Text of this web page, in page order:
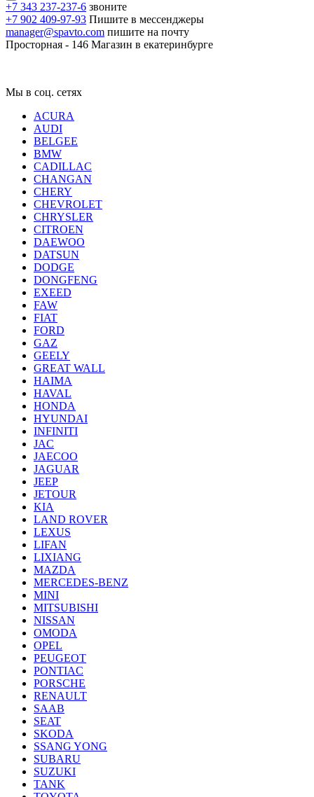
+7 343 237-237-6 звоните
+7 902 409-97-93 Пишите в мессенджеры
manager@spavto.com пишите на почту
Просторная - 146 Магазин в екатеринбурге
Мы в соц. сетях
ACURA
AUDI
BELGEE
BMW
CADILLAC
CHANGAN
CHERY
CHEVROLET
CHRYSLER
CITROEN
DAEWOO
DATSUN
DODGE
DONGFENG
EXEED
FAW
FIAT
FORD
GAZ
GEELY
GREAT WALL
HAIMA
HAVAL
HONDA
HYUNDAI
INFINITI
JAC
JAECOO
JAGUAR
JEEP
JETOUR
KIA
LAND ROVER
LEXUS
LIFAN
LIXIANG
MAZDA
MERCEDES-BENZ
MINI
MITSUBISHI
NISSAN
OMODA
OPEL
PEUGEOT
PONTIAC
PORSCHE
RENAULT
SAAB
SEAT
SKODA
SSANG YONG
SUBARU
SUZUKI
TANK